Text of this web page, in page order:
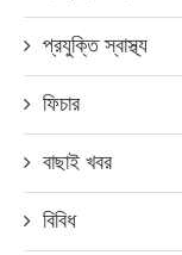
প্রযুক্তি স্বাস্থ্য
ফিচার
বাছাই খবর
বিবিধ